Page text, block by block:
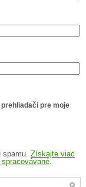
pre moje
Získajte viac